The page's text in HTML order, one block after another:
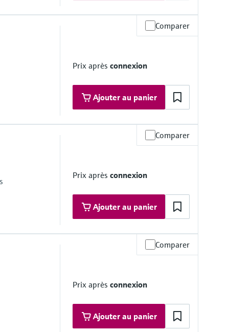
Comparer
Prix après connexion
Ajouter au panier
Comparer
Prix après connexion
Ajouter au panier
Comparer
Prix après connexion
Ajouter au panier